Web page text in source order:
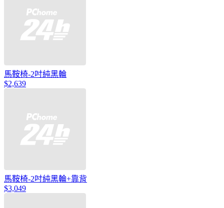
馬鞍椅-2吋純黑輪
$2,639
馬鞍椅-2吋純黑輪+靠背
$3,049